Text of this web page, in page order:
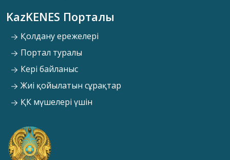
KazKENES Порталы
Қолдану ережелері
Портал туралы
Кері байланыс
Жиі қойылатын сұрақтар
ҚК мүшелері үшін